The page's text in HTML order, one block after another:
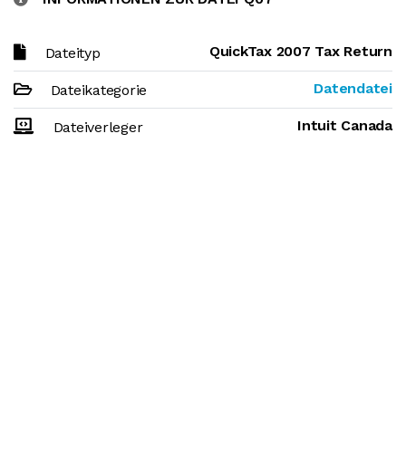
Dateityp QuickTax 2007 Tax Return
Dateikategorie Datendatei
Dateiverleger Intuit Canada